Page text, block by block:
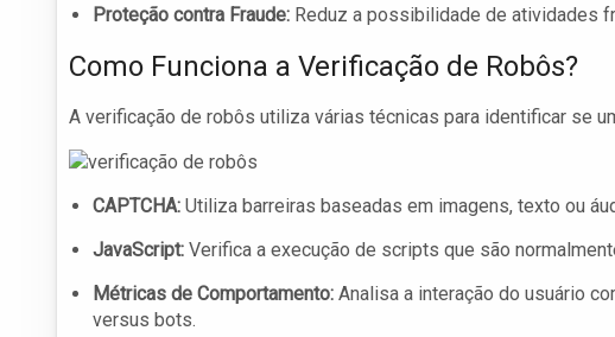
Proteção contra Fraude: Reduz a possibilidade de atividades
Como Funciona a Verificação de Robôs?
A verificação de robôs utiliza várias técnicas para identificar se
CAPTCHA: Utiliza barreiras baseadas em imagens, texto ou
JavaScript: Verifica a execução de scripts que são
Métricas de Comportamento: Analisa a interação do usuário
versus bots.